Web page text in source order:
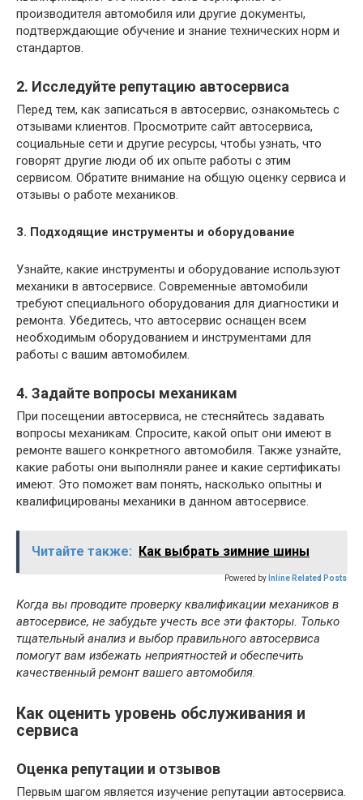
производителя автомобиля или другие документы,
подтверждающие обучение и знание технических норм и
стандартов.
2. Исследуйте репутацию автосервиса
Перед тем, как записаться в автосервис, ознакомьтесь с
отзывами клиентов. Просмотрите сайт автосервиса,
социальные сети и другие ресурсы, чтобы узнать, что
говорят другие люди об их опыте работы с этим
сервисом. Обратите внимание на общую оценку сервиса и
отзывы о работе механиков.
3. Подходящие инструменты и оборудование
Узнайте, какие инструменты и оборудование используют
механики в автосервисе. Современные автомобили
требуют специального оборудования для диагностики и
ремонта. Убедитесь, что автосервис оснащен всем
необходимым оборудованием и инструментами для
работы с вашим автомобилем.
4. Задайте вопросы механикам
При посещении автосервиса, не стесняйтесь задавать
вопросы механикам. Спросите, какой опыт они имеют в
ремонте вашего конкретного автомобиля. Также узнайте,
какие работы они выполняли ранее и какие сертификаты
имеют. Это поможет вам понять, насколько опытны и
квалифицированы механики в данном автосервисе.
Читайте также: Как выбрать зимние шины
Powered by Inline Related Posts
Когда вы проводите проверку квалификации механиков в
автосервисе, не забудьте учесть все эти факторы. Только
тщательный анализ и выбор правильного автосервиса
помогут вам избежать неприятностей и обеспечить
качественный ремонт вашего автомобиля.
Как оценить уровень обслуживания и
сервиса
Оценка репутации и отзывов
Первым шагом является изучение репутации автосервиса.